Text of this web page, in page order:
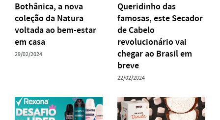
Bothânica, a nova
coleção da Natura
voltada ao bem-estar
em casa
29/02/2024
Queridinho das
famosas, este Secador
de Cabelo
revolucionário vai
chegar ao Brasil em
breve
22/02/2024